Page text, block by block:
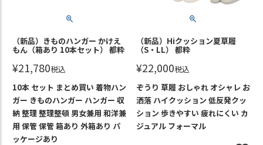
（新品）きものハンガー かけえ
もん（箱あり 10本セット） 都粋
¥21,780税込
10本 セット まとめ買い 着物ハン
ガー きものハンガー ハンガー 収
納 整理 整理整頓 男女兼用 和洋兼
用 保管 保管 箱あり 外箱あり パ
ッケージあり
（新品）Hiクッション夏草履
（S・LL） 都粋
¥22,000税込
ぞうり 草履 おしゃれ オシャレ お
洒落 ハイクッション 低反発クッ
ション 歩きやすい 疲れにくい カ
ジュアル フォーマル